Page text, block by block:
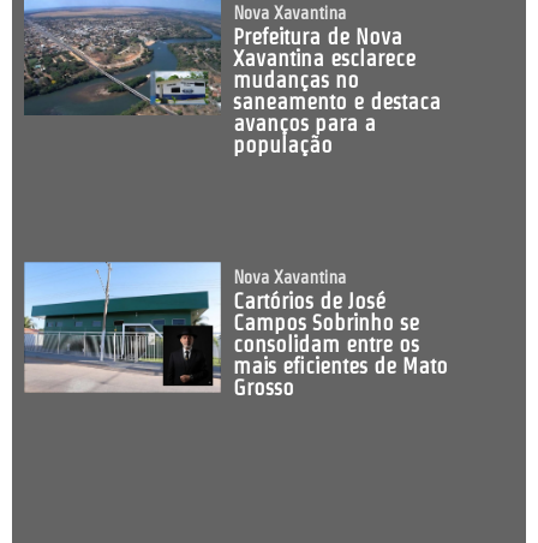
Nova Xavantina
Prefeitura de Nova
Xavantina esclarece
mudanças no
saneamento e destaca
avanços para a
população
Nova Xavantina
Cartórios de José
Campos Sobrinho se
consolidam entre os
mais eficientes de Mato
Grosso